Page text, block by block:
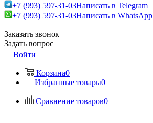
+7 (993) 597-31-03Написать в Telegram
+7 (993) 597-31-03Написать в WhatsApp
Заказать звонок
Задать вопрос
Войти
Корзина0
Избранные товары0
Сравнение товаров0